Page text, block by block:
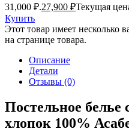
31,000 ₽.27,900 ₽Текущая
Купить
Этот товар имеет
на странице товара.
Описание
Детали
Отзывы (0)
Постельное белье
хлопок 100%